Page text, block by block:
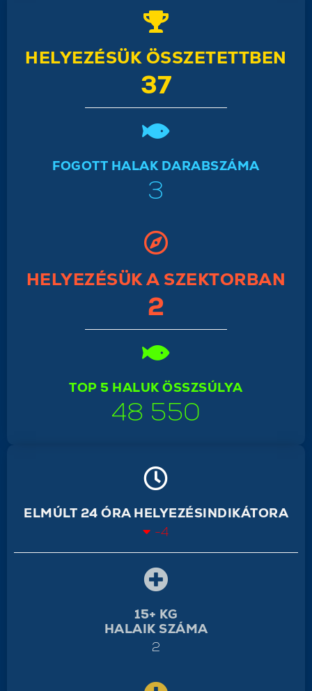
HELYEZÉSÜK ÖSSZETETTBEN
37
FOGOTT HALAK DARABSZÁMA
3
HELYEZÉSÜK A SZEKTORBAN
2
TOP 5 HALUK ÖSSZSÚLYA
48 550
ELMÚLT 24 ÓRA HELYEZÉSINDIKÁTORA
-4
15+ KG
HALAIK SZÁMA
2